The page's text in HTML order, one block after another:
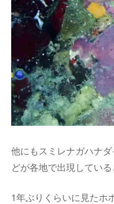
他にもスミレナガハナ
どが各地で出現している
1年ぶりくらいに見たホ